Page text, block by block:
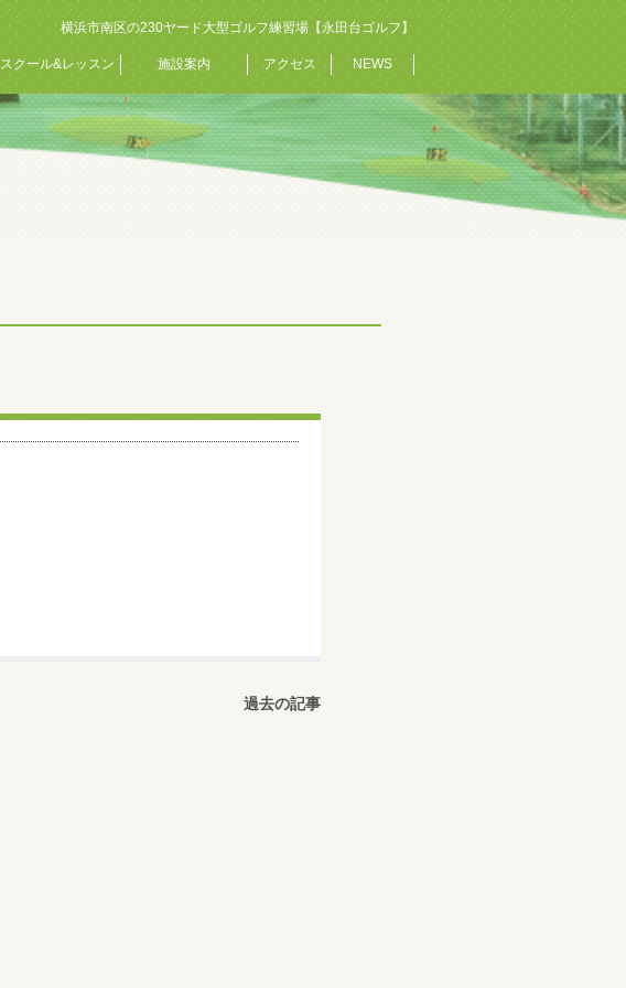
横浜市南区の230ヤード大型ゴルフ練習場【永田台ゴルフ】
スクール&レッスン 施設案内 アクセス NEWS
過去の記事